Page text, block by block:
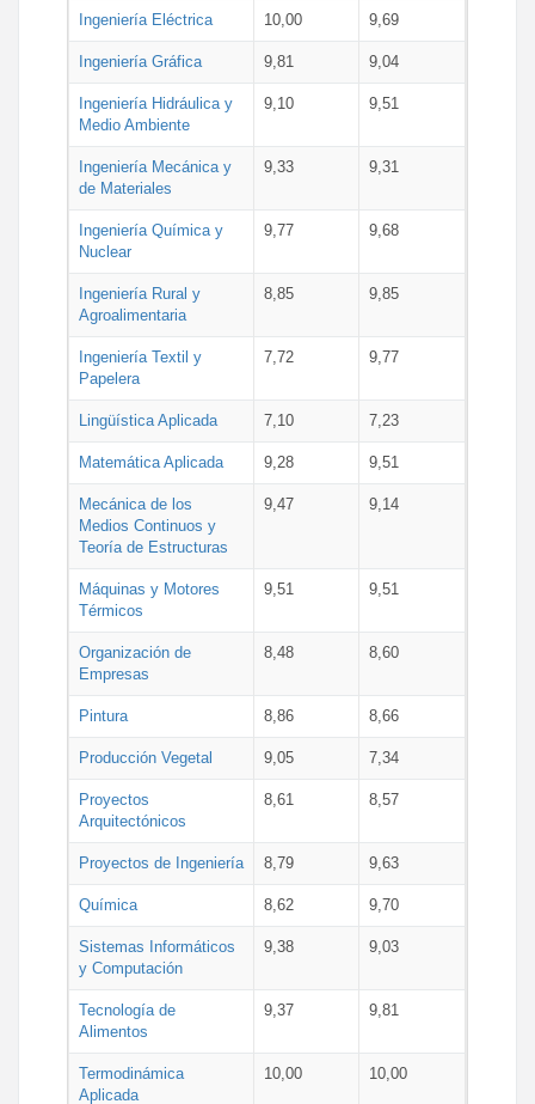
Ingeniería Eléctrica 10,00 9,69
Ingeniería Gráfica 9,81 9,04
Ingeniería Hidráulica y
Medio Ambiente
9,10 9,51
Ingeniería Mecánica y
de Materiales
9,33 9,31
Ingeniería Química y
Nuclear
9,77 9,68
Ingeniería Rural y
Agroalimentaria
8,85 9,85
Ingeniería Textil y
Papelera
7,72 9,77
Lingüística Aplicada 7,10 7,23
Matemática Aplicada 9,28 9,51
Mecánica de los
Medios Continuos y
Teoría de Estructuras
9,47 9,14
Máquinas y Motores
Térmicos
9,51 9,51
Organización de
Empresas
8,48 8,60
Pintura 8,86 8,66
Producción Vegetal 9,05 7,34
Proyectos
Arquitectónicos
8,61 8,57
Proyectos de Ingeniería 8,79 9,63
Química 8,62 9,70
Sistemas Informáticos
y Computación
9,38 9,03
Tecnología de
Alimentos
9,37 9,81
Termodinámica
Aplicada
10,00 10,00